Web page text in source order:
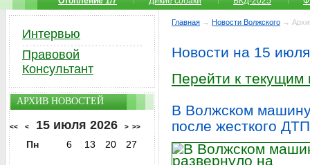
Главная → Новости Волжского →
Новости на 15
Перейти к текущим
В Волжском машину
после жесткого ДТП
Интервью
Правовой
Консультант
АРХИВ НОВОСТЕЙ
<< < 15 июля 2026 > >>
Пн 6 13 20 27